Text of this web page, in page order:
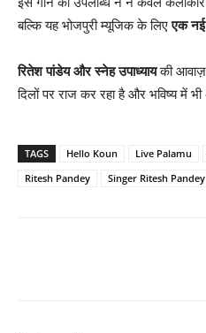
बल्कि यह भोजपुरी म्यूजिक के लिएएक नई
रितेश पांडेय और स्नेह उपाध्यायकी आवाज़
दिलों पर राज कर रहा है और भविष्य में
TAGS Hello Koun Live Palamu
Ritesh Pandey
Singer Ritesh Pandey